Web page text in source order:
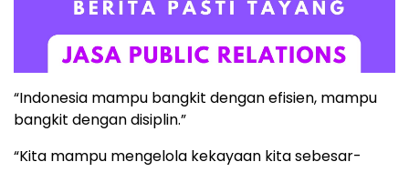
“Indonesia mampu bangkit dengan efisien, mampu
bangkit dengan disiplin.”
“Kita mampu mengelola kekayaan kita sebesar-